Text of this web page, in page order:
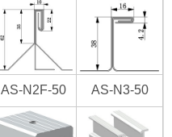
AS-N2F-50 AS-N3-50